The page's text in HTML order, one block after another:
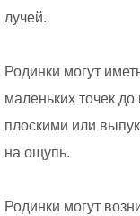
лучей.
Родинки могут
маленьких точек
плоскими или
на ощупь.
Родинки могут